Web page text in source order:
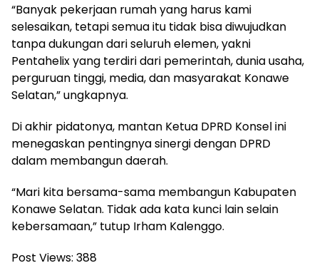
“Banyak pekerjaan rumah yang harus kami
selesaikan, tetapi semua itu tidak bisa diwujudkan
tanpa dukungan dari seluruh elemen, yakni
Pentahelix yang terdiri dari pemerintah, dunia usaha,
perguruan tinggi, media, dan masyarakat Konawe
Selatan,” ungkapnya.
Di akhir pidatonya, mantan Ketua DPRD Konsel ini
menegaskan pentingnya sinergi dengan DPRD
dalam membangun daerah.
“Mari kita bersama-sama membangun Kabupaten
Konawe Selatan. Tidak ada kata kunci lain selain
kebersamaan,” tutup Irham Kalenggo.
Post Views: 388